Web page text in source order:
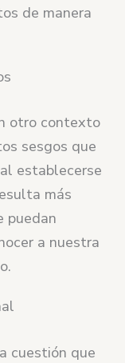
de manera
otro contexto
sesgos que
establecerse
más
puedan
a nuestra
cuestión que